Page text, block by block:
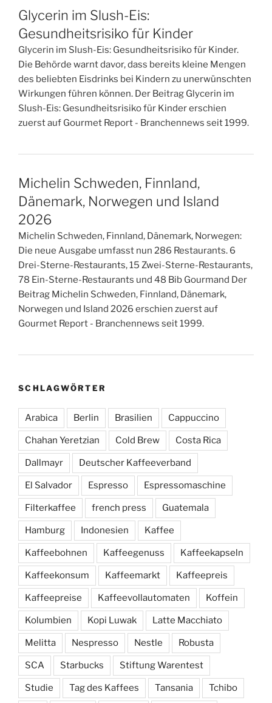
Glycerin im Slush-Eis:
Gesundheitsrisiko für Kinder
Glycerin im Slush-Eis: Gesundheitsrisiko für Kinder.
Die Behörde warnt davor, dass bereits kleine Mengen
des beliebten Eisdrinks bei Kindern zu unerwünschten
Wirkungen führen können. Der Beitrag Glycerin im
Slush-Eis: Gesundheitsrisiko für Kinder erschien
zuerst auf Gourmet Report - Branchennews seit 1999.
Michelin Schweden, Finnland,
Dänemark, Norwegen und Island
2026
Michelin Schweden, Finnland, Dänemark, Norwegen:
Die neue Ausgabe umfasst nun 286 Restaurants. 6
Drei-Sterne-Restaurants, 15 Zwei-Sterne-Restaurants,
78 Ein-Sterne-Restaurants und 48 Bib Gourmand Der
Beitrag Michelin Schweden, Finnland, Dänemark,
Norwegen und Island 2026 erschien zuerst auf
Gourmet Report - Branchennews seit 1999.
SCHLAGWÖRTER
Arabica Berlin Brasilien Cappuccino
Chahan Yeretzian Cold Brew Costa Rica
Dallmayr Deutscher Kaffeeverband
El Salvador Espresso Espressomaschine
Filterkaffee french press Guatemala
Hamburg Indonesien Kaffee
Kaffeebohnen Kaffeegenuss Kaffeekapseln
Kaffeekonsum Kaffeemarkt Kaffeepreis
Kaffeepreise Kaffeevollautomaten Koffein
Kolumbien Kopi Luwak Latte Macchiato
Melitta Nespresso Nestle Robusta
SCA Starbucks Stiftung Warentest
Studie Tag des Kaffees Tansania Tchibo